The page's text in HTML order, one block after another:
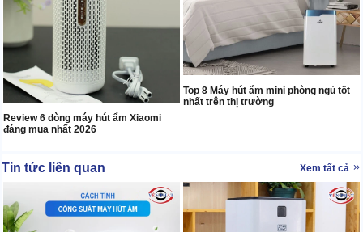
Review 6 dòng máy hút ẩm Xiaomi
đáng mua nhất 2026
Top 8 Máy hút ẩm mini phòng ngủ tốt
nhất trên thị trường
Tin tức liên quan Xem tất cả